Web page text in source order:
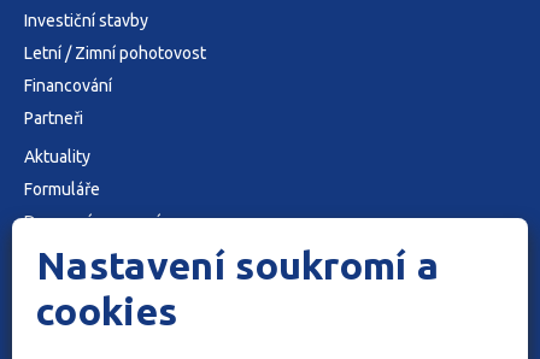
Investiční stavby
Letní / Zimní pohotovost
Financování
Partneři
Aktuality
Formuláře
Dopravní omezení
O nás
Cookies
Nastavení soukromí a
cookies